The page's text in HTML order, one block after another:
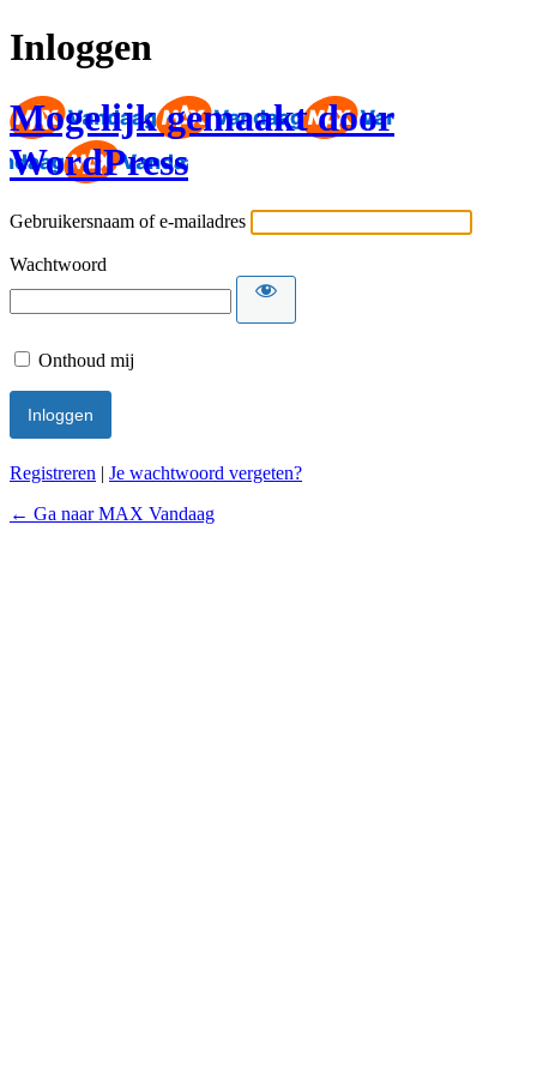
Inloggen
Mogelijk gemaakt door
WordPress
Gebruikersnaam of e-mailadres
Wachtwoord
Onthoud mij
Registreren | Je wachtwoord vergeten?
← Ga naar MAX Vandaag